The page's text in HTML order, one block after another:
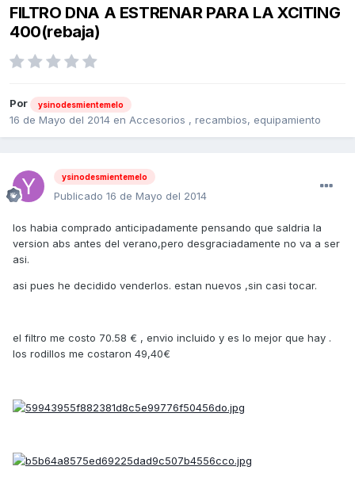
FILTRO DNA A ESTRENAR PARA LA XCITING
400(rebaja)
Por ysinodesmientemelo
16 de Mayo del 2014 en Accesorios , recambios, equipamiento
ysinodesmientemelo
Publicado 16 de Mayo del 2014
los habia comprado anticipadamente pensando que saldria la
version abs antes del verano,pero desgraciadamente no va a ser
asi.
asi pues he decidido venderlos. estan nuevos ,sin casi tocar.
el filtro me costo 70.58 € , envio incluido y es lo mejor que hay .
los rodillos me costaron 49,40€